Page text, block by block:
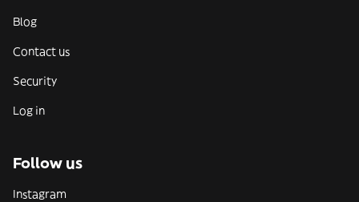
Blog
Contact us
Security
Log in
Follow us
Instagram